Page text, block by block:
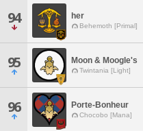
94 her
Behemoth [Primal]
95 Moon & Moogle's
Twintania [Light]
96 Porte-Bonheur
Chocobo [Mana]